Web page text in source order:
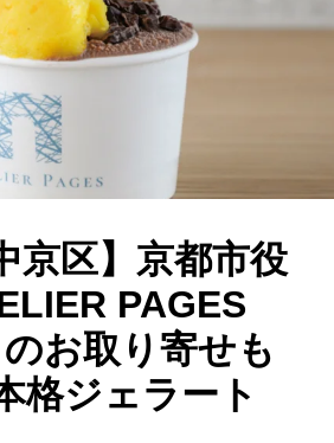
ゼント応募
京区】京都市役
PAGES
お取り寄せも
格ジェラート